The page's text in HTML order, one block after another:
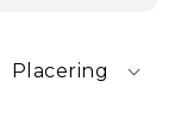
Placering